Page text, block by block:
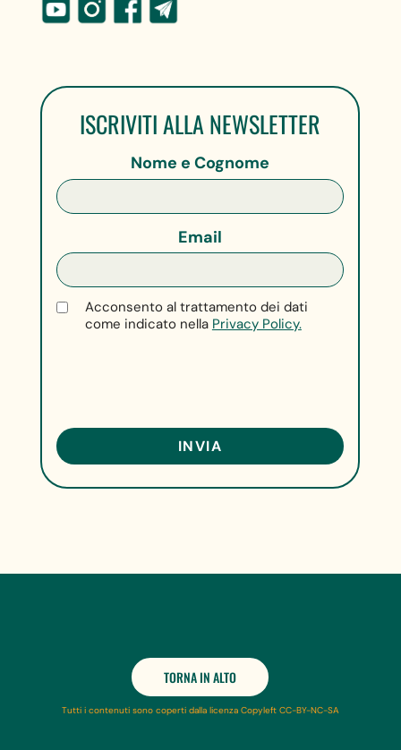
ISCRIVITI ALLA NEWSLETTER
Nome e Cognome
Email
Acconsento al trattamento dei dati
come indicato nella Privacy Policy.
TORNA IN ALTO
Tutti i contenuti sono coperti dalla licenza Copyleft CC-BY-NC-SA